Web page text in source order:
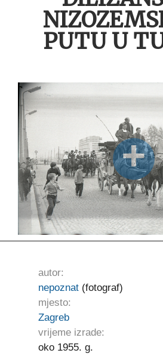
PUTU U
autor:
nepoznat(fotograf)
mjesto:
Zagreb
vrijeme izrade:
oko 1955. g.